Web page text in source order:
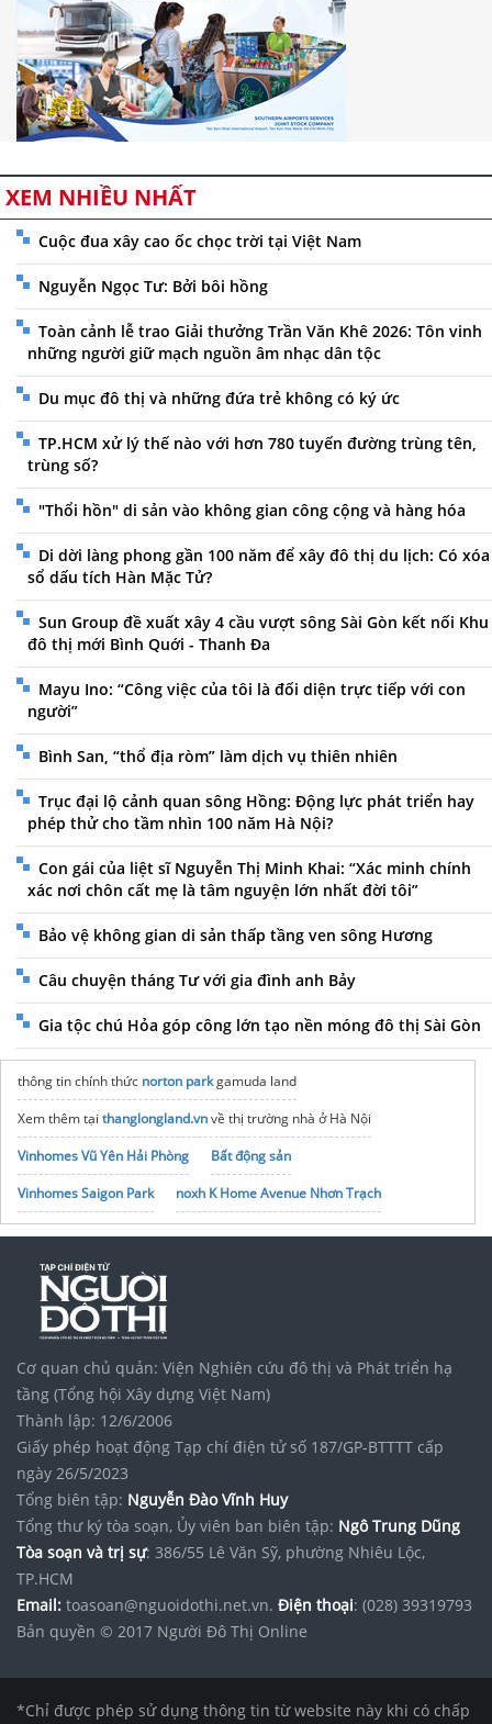
XEM NHIỀU NHẤT
Cuộc đua xây cao ốc chọc trời tại Việt Nam
Nguyễn Ngọc Tư: Bởi bôi hồng
Toàn cảnh lễ trao Giải thưởng Trần Văn Khê 2026: Tôn vinh
những người giữ mạch nguồn âm nhạc dân tộc
Du mục đô thị và những đứa trẻ không có ký ức
TP.HCM xử lý thế nào với hơn 780 tuyến đường trùng tên,
trùng số?
"Thổi hồn" di sản vào không gian công cộng và hàng hóa
Di dời làng phong gần 100 năm để xây đô thị du lịch: Có xóa
sổ dấu tích Hàn Mặc Tử?
Sun Group đề xuất xây 4 cầu vượt sông Sài Gòn kết nối Khu
đô thị mới Bình Quới - Thanh Đa
Mayu Ino: “Công việc của tôi là đối diện trực tiếp với con
người”
Bình San, “thổ địa ròm” làm dịch vụ thiên nhiên
Trục đại lộ cảnh quan sông Hồng: Động lực phát triển hay
phép thử cho tầm nhìn 100 năm Hà Nội?
Con gái của liệt sĩ Nguyễn Thị Minh Khai: “Xác minh chính
xác nơi chôn cất mẹ là tâm nguyện lớn nhất đời tôi”
Bảo vệ không gian di sản thấp tầng ven sông Hương
Câu chuyện tháng Tư với gia đình anh Bảy
Gia tộc chú Hỏa góp công lớn tạo nền móng đô thị Sài Gòn
thông tin chính thức norton parkgamuda land
Xem thêm tại thanglongland.vnvề thị trường nhà ở Hà Nội
Vinhomes Vũ Yên Hải Phòng
Bất động sản
Vinhomes Saigon Park
noxh K Home Avenue Nhơn Trạch
Tập đoàn Bcons Group
Cơ quan chủ quản: Viện Nghiên cứu đô thị và Phát triển hạ
tầng (Tổng hội Xây dựng Việt Nam)
Thành lập: 12/6/2006
Giấy phép hoạt động Tạp chí điện tử số 187/GP-BTTTT cấp
ngày 26/5/2023
Tổng biên tập: Nguyễn Đào Vĩnh Huy
Tổng thư ký tòa soạn, Ủy viên ban biên tập: Ngô Trung Dũng
Tòa soạn và trị sự: 386/55 Lê Văn Sỹ, phường Nhiêu Lộc,
TP.HCM
Email: toasoan@nguoidothi.net.vn. Điện thoại: (028) 39319793
Bản quyền © 2017 Người Đô Thị Online
*Chỉ được phép sử dụng thông tin từ website này khi có chấp